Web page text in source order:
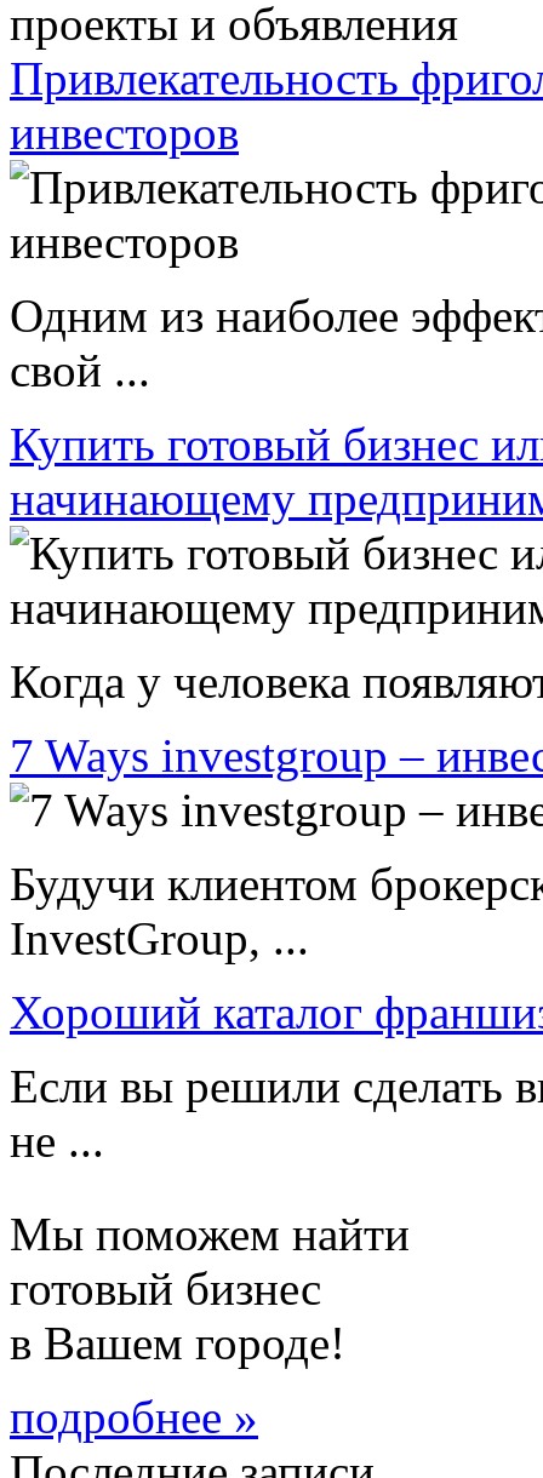
проекты и объявления
Привлекательность
инвесторов
Одним из наиболее
свой ...
Купить готовый бизнес
начинающему
Когда у человека
7 Ways investgroup –
Будучи клиентом
InvestGroup, ...
Хороший каталог
Если вы решили сделать
не ...
Мы поможем найти
готовый бизнес
в Вашем городе!
подробнее »